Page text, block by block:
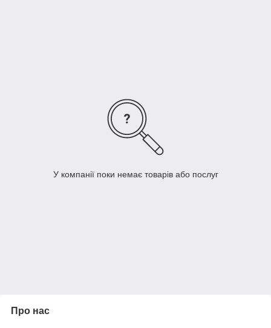
як найпростіші відеореєстратори, єдиною функцією яких є
запис відео, так і більш сучасні відеореєстратори з
навігатором, з можливістю запису звуку або координат.
У компанії поки немає товарів або послуг
Про нас